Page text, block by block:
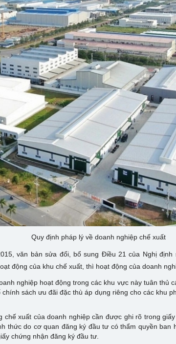
Quy định pháp lý về doanh nghiệp chế xuất
văn bản sửa đổi, bổ sung Điều 21 của Nghị
động của khu chế xuất, thì hoạt động của doanh
nghiệp hoạt động trong các khu vực này tuân thủ
sách ưu đãi đặc thù áp dụng riêng cho các khu
chế xuất của doanh nghiệp cần được ghi rõ trong
thức do cơ quan đăng ký đầu tư có thẩm quyền ban
chứng nhận đăng ký đầu tư.